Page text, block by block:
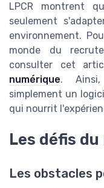
LPCR montrent
seulement
environnement.
monde du
consulter cet
numérique.
simplement un
qui nourrit
Les défis
Les obstacles